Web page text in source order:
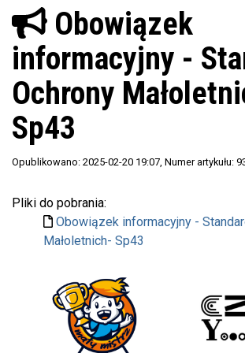
Obowiązek
informacyjny -
Ochrony
Sp43
Opublikowano: 2025-02-20 19:07 , Numer artykułu:
Pliki do pobrania:
Obowiązek informacyjny -
Małoletnich- Sp43